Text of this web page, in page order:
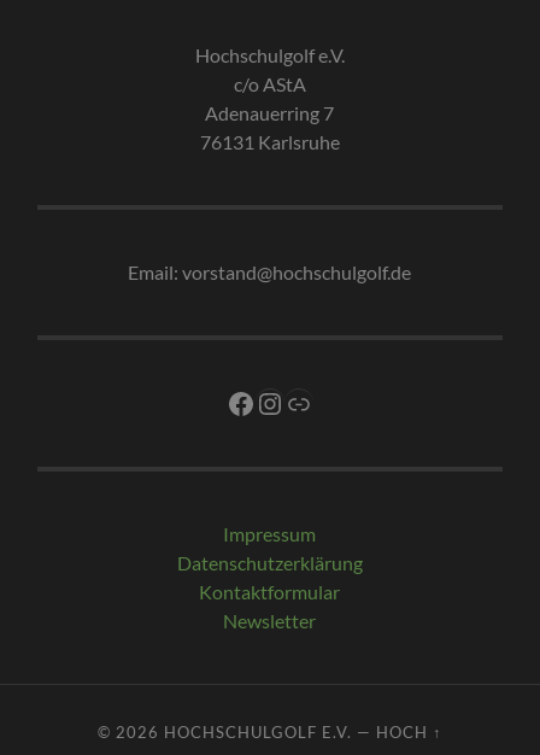
Hochschulgolf e.V.
c/o AStA
Adenauerring 7
76131 Karlsruhe
Email: vorstand@hochschulgolf.de
Facebook
Instagram
Link
Impressum
Datenschutzerklärung
Kontaktformular
Newsletter
© 2026 HOCHSCHULGOLF E.V. — HOCH ↑